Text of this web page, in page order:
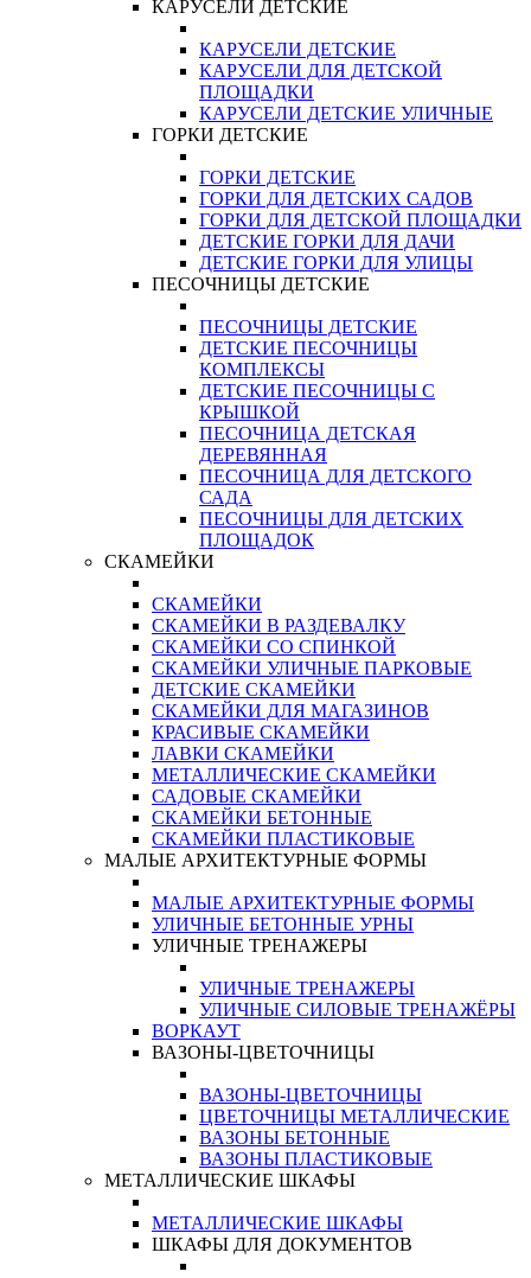
КАРУСЕЛИ ДЕТСКИЕ
КАРУСЕЛИ ДЕТСКИЕ
КАРУСЕЛИ ДЛЯ ДЕТСКОЙ
ПЛОЩАДКИ
КАРУСЕЛИ ДЕТСКИЕ УЛИЧНЫЕ
ГОРКИ ДЕТСКИЕ
ГОРКИ ДЕТСКИЕ
ГОРКИ ДЛЯ ДЕТСКИХ САДОВ
ГОРКИ ДЛЯ ДЕТСКОЙ ПЛОЩАДКИ
ДЕТСКИЕ ГОРКИ ДЛЯ ДАЧИ
ДЕТСКИЕ ГОРКИ ДЛЯ УЛИЦЫ
ПЕСОЧНИЦЫ ДЕТСКИЕ
ПЕСОЧНИЦЫ ДЕТСКИЕ
ДЕТСКИЕ ПЕСОЧНИЦЫ
КОМПЛЕКСЫ
ДЕТСКИЕ ПЕСОЧНИЦЫ С
КРЫШКОЙ
ПЕСОЧНИЦА ДЕТСКАЯ
ДЕРЕВЯННАЯ
ПЕСОЧНИЦА ДЛЯ ДЕТСКОГО
САДА
ПЕСОЧНИЦЫ ДЛЯ ДЕТСКИХ
ПЛОЩАДОК
СКАМЕЙКИ
СКАМЕЙКИ
СКАМЕЙКИ В РАЗДЕВАЛКУ
СКАМЕЙКИ СО СПИНКОЙ
СКАМЕЙКИ УЛИЧНЫЕ ПАРКОВЫЕ
ДЕТСКИЕ СКАМЕЙКИ
СКАМЕЙКИ ДЛЯ МАГАЗИНОВ
КРАСИВЫЕ СКАМЕЙКИ
ЛАВКИ СКАМЕЙКИ
МЕТАЛЛИЧЕСКИЕ СКАМЕЙКИ
САДОВЫЕ СКАМЕЙКИ
СКАМЕЙКИ БЕТОННЫЕ
СКАМЕЙКИ ПЛАСТИКОВЫЕ
МАЛЫЕ АРХИТЕКТУРНЫЕ ФОРМЫ
МАЛЫЕ АРХИТЕКТУРНЫЕ ФОРМЫ
УЛИЧНЫЕ БЕТОННЫЕ УРНЫ
УЛИЧНЫЕ ТРЕНАЖЕРЫ
УЛИЧНЫЕ ТРЕНАЖЕРЫ
УЛИЧНЫЕ СИЛОВЫЕ ТРЕНАЖЁРЫ
ВОРКАУТ
ВАЗОНЫ-ЦВЕТОЧНИЦЫ
ВАЗОНЫ-ЦВЕТОЧНИЦЫ
ЦВЕТОЧНИЦЫ МЕТАЛЛИЧЕСКИЕ
ВАЗОНЫ БЕТОННЫЕ
ВАЗОНЫ ПЛАСТИКОВЫЕ
МЕТАЛЛИЧЕСКИЕ ШКАФЫ
МЕТАЛЛИЧЕСКИЕ ШКАФЫ
ШКАФЫ ДЛЯ ДОКУМЕНТОВ